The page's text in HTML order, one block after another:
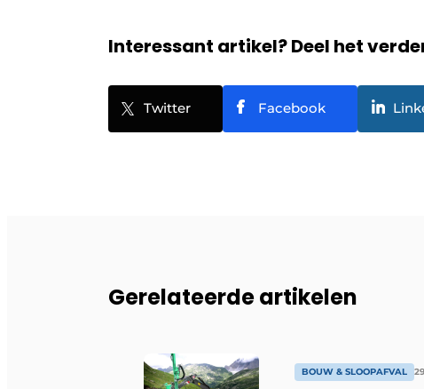
Interessant artikel? Deel het
Twitter Facebook
Gerelateerde artikelen
BOUW & SLOOPAFVAL